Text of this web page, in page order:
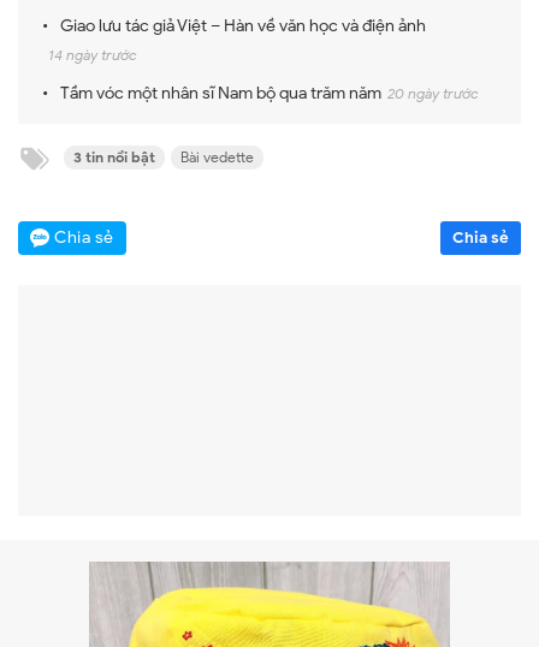
Giao lưu tác giả Việt – Hàn về văn học và điện ảnh
14 ngày trước
Tầm vóc một nhân sĩ Nam bộ qua trăm năm 20 ngày trước
3 tin nổi bật Bài vedette
Chia sẻ Chia sẻ